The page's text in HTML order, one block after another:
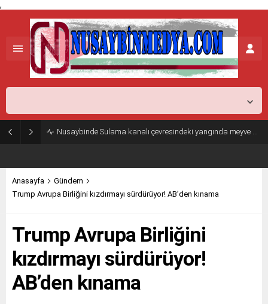
,
Nusaybinde Sulama kanalı çevresindeki yangında meyve ağaçları zarar gördü
Anasayfa
Gündem
Trump Avrupa Birliğini kızdırmayı sürdürüyor! AB’den kınama
Trump Avrupa Birliğini
kızdırmayı sürdürüyor!
AB’den kınama